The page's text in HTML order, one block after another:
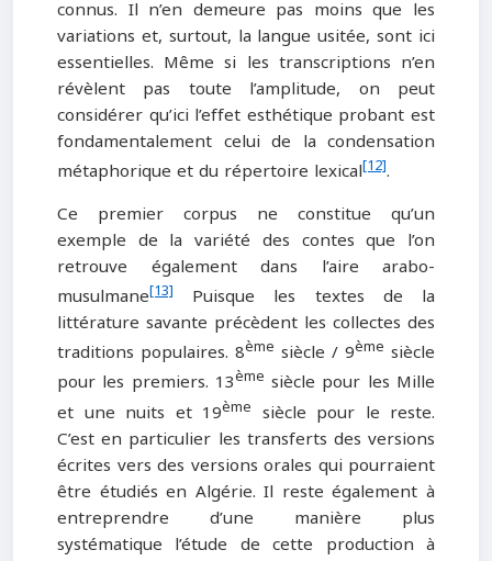
connus. Il n’en demeure pas moins que les
variations et, surtout, la langue usitée, sont ici
essentielles. Même si les transcriptions n’en
révèlent pas toute l’amplitude, on peut
considérer qu’ici l’effet esthétique probant est
fondamentalement celui de la condensation
métaphorique et du répertoire lexical[12].
Ce premier corpus ne constitue qu’un
exemple de la variété des contes que l’on
retrouve également dans l’aire arabo-
musulmane[13]
Puisque les textes de la
littérature savante précèdent les collectes des
traditions populaires. 8ème siècle / 9ème siècle
pour les premiers. 13ème siècle pour les Mille
et une nuits et 19ème siècle pour le reste.
C’est en particulier les transferts des versions
écrites vers des versions orales qui pourraient
être étudiés en Algérie. Il reste également à
entreprendre d’une manière plus
systématique l’étude de cette production à